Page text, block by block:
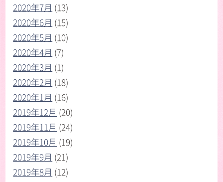
2020年7月 (13)
2020年6月 (15)
2020年5月 (10)
2020年4月 (7)
2020年3月 (1)
2020年2月 (18)
2020年1月 (16)
2019年12月 (20)
2019年11月 (24)
2019年10月 (19)
2019年9月 (21)
2019年8月 (12)